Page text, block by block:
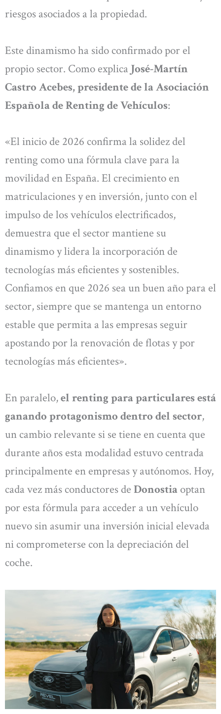
riesgos asociados a la propiedad.
Este dinamismo ha sido confirmado por el
propio sector. Como explica José-Martín
Castro Acebes, presidente de la Asociación
Española de Renting de Vehículos:
«El inicio de 2026 confirma la solidez del
renting como una fórmula clave para la
movilidad en España. El crecimiento en
matriculaciones y en inversión, junto con el
impulso de los vehículos electrificados,
demuestra que el sector mantiene su
dinamismo y lidera la incorporación de
tecnologías más eficientes y sostenibles.
Confiamos en que 2026 sea un buen año para el
sector, siempre que se mantenga un entorno
estable que permita a las empresas seguir
apostando por la renovación de flotas y por
tecnologías más eficientes».
En paralelo,el renting para particulares está
ganando protagonismo dentro del sector,
un cambio relevante si se tiene en cuenta que
durante años esta modalidad estuvo centrada
principalmente en empresas y autónomos. Hoy,
cada vez más conductores de Donostia optan
por esta fórmula para acceder a un vehículo
nuevo sin asumir una inversión inicial elevada
ni comprometerse con la depreciación del
coche.